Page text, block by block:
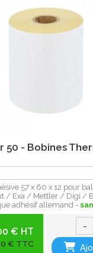
50 - Bobines
57 x 60 x 12 pour
/ Exa / Mettler / Digi /
adhésif allemand -
€ HT
€ TTC
-